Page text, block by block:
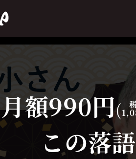
芸人からさがす
演目 からさがす
上演時間から
月額990円(
この落